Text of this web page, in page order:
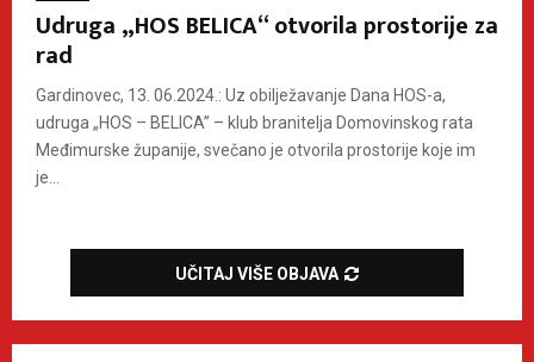
Udruga „HOS BELICA“ otvorila prostorije za
rad
Gardinovec, 13. 06.2024.: Uz obilježavanje Dana HOS-a,
udruga „HOS – BELICA” – klub branitelja Domovinskog rata
Međimurske županije, svečano je otvorila prostorije koje im
je...
UČITAJ VIŠE OBJAVA